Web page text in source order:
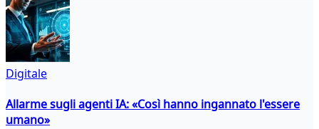
Digitale
Allarme sugli agenti IA: «Così hanno ingannato l'essere
umano»